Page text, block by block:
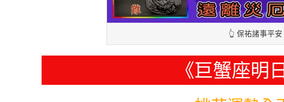
👆 保祐諸事平安
《巨蟹座明